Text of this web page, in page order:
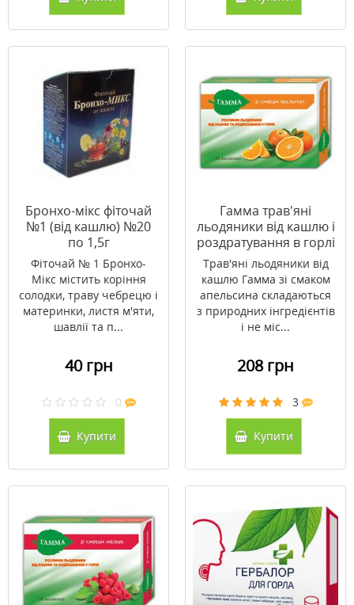
Бронхо-мікс фіточай
№1 (від кашлю) №20
по 1,5г
Фіточай № 1 Бронхо-
Мікс містить коріння
солодки, траву чебрецю і
материнки, листя м'яти,
шавлії та п...
40 грн
0
Купити
Гамма трав'яні
льодяники від кашлю і
роздратування в горлі
апельсин №24
Трав'яні льодяники від
кашлю Гамма зі смаком
апельсина складаються
з природних інгредієнтів
і не міс...
208 грн
3
Купити